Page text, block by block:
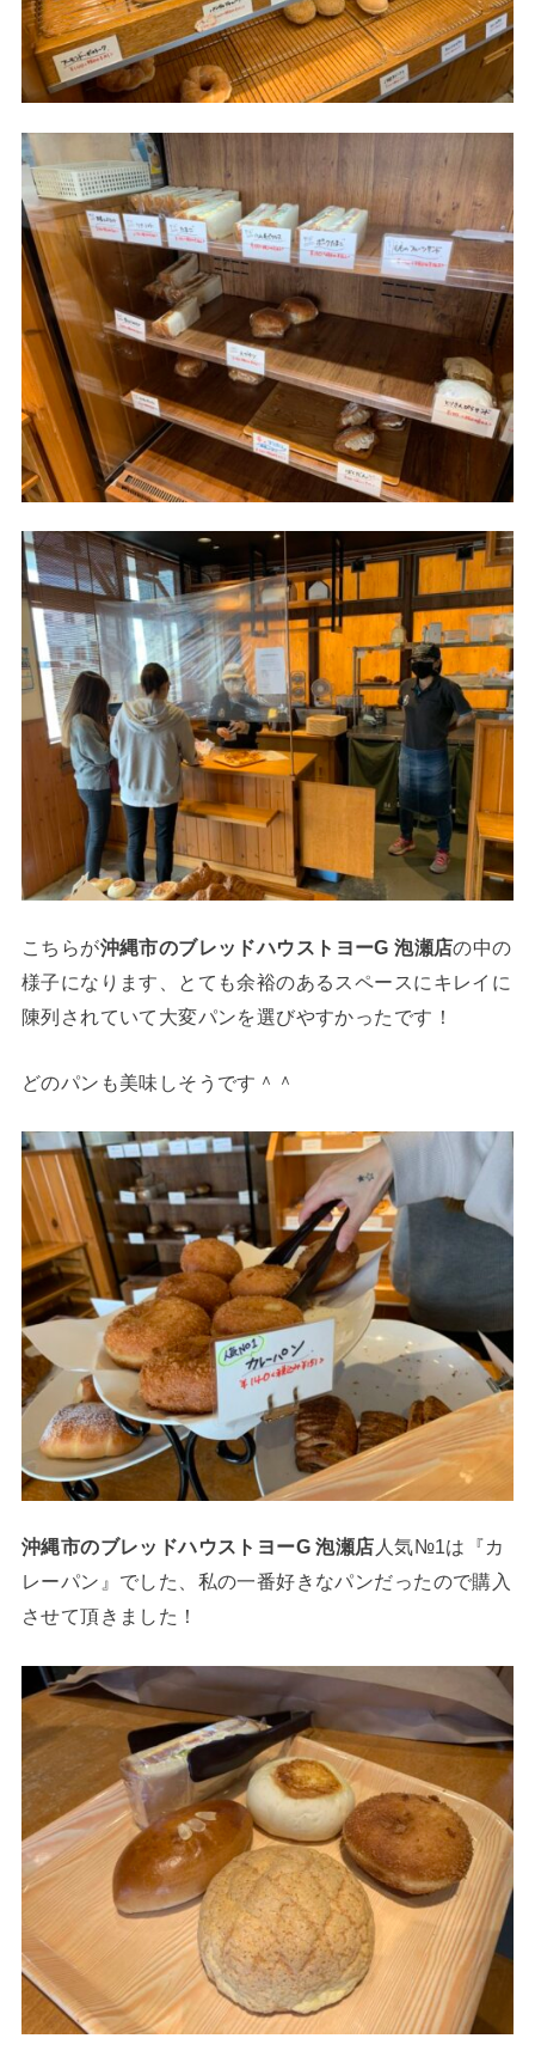
こちらが沖縄市のブレッドハウストヨーG 泡瀬店の中の
様子になります、とても余裕のあるスペースにキレイに
陳列されていて大変パンを選びやすかったです！
どのパンも美味しそうです＾＾
沖縄市のブレッドハウストヨーG 泡瀬店 人気№1は『カ
レーパン』でした、私の一番好きなパンだったので購入
させて頂きました！